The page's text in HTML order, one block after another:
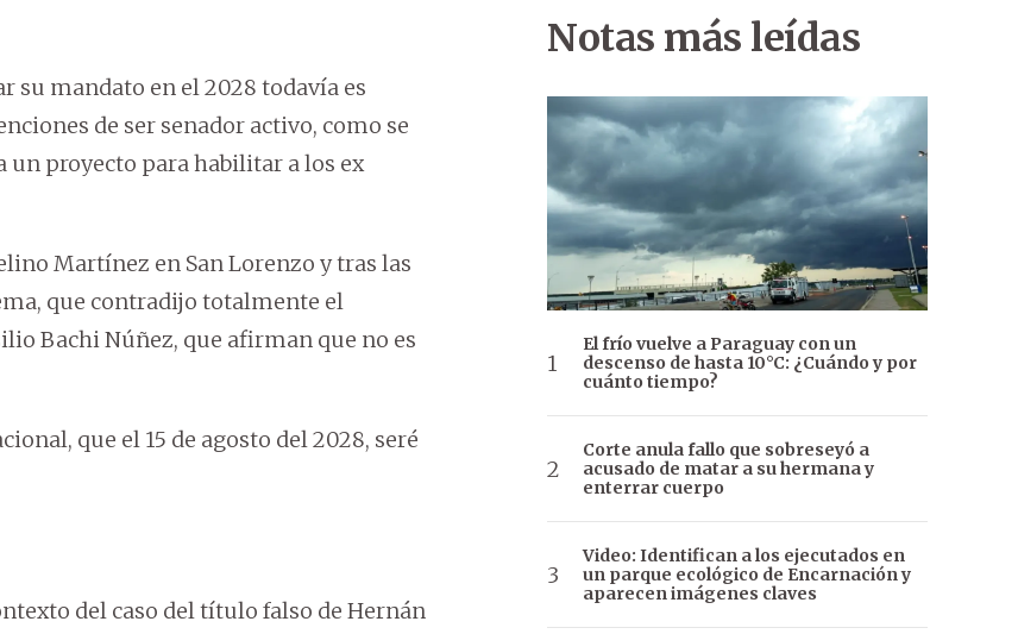
su mandato en el 2028 todavía es
de ser senador activo, como se
proyecto para habilitar a los ex
Martínez en San Lorenzo y tras las
que contradijo totalmente el
Bachi Núñez, que afirman que no es
que el 15 de agosto del 2028, seré
del caso del título falso de Hernán
Notas más leídas
El frío vuelve a Paraguay con un
descenso de hasta 10°C: ¿Cuándo y por
cuánto tiempo?
Corte anula fallo que sobreseyó a
acusado de matar a su hermana y
enterrar cuerpo
Video: Identifican a los ejecutados en
un parque ecológico de Encarnación y
aparecen imágenes claves